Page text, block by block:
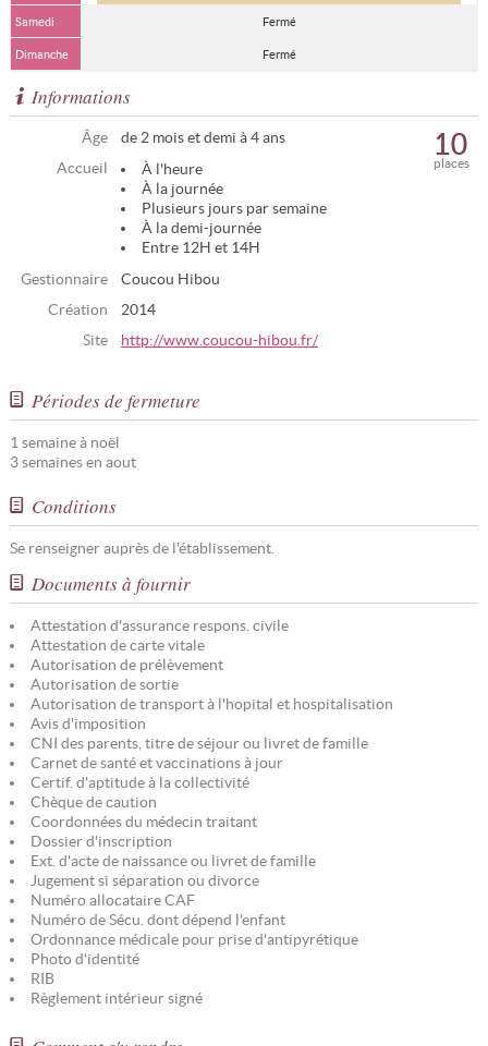
Samedi Fermé
Dimanche Fermé
Informations
Âge
de 2 mois et demi à 4 ans
Accueil
À l'heure
À la journée
Plusieurs jours par semaine
À la demi-journée
Entre 12H et 14H
Gestionnaire
Coucou Hibou
Création
2014
Site
http://www.coucou-hibou.fr/
places
10
Périodes de fermeture
1 semaine à noël
3 semaines en aout
Conditions
Se renseigner auprès de l'établissement.
Documents à fournir
Attestation d'assurance respons. civile
Attestation de carte vitale
Autorisation de prélèvement
Autorisation de sortie
Autorisation de transport à l'hopital et hospitalisation
Avis d'imposition
CNI des parents, titre de séjour ou livret de famille
Carnet de santé et vaccinations à jour
Certif. d'aptitude à la collectivité
Chèque de caution
Coordonnées du médecin traitant
Dossier d'inscription
Ext. d'acte de naissance ou livret de famille
Jugement si séparation ou divorce
Numéro allocataire CAF
Numéro de Sécu. dont dépend l'enfant
Ordonnance médicale pour prise d'antipyrétique
Photo d'identité
RIB
Règlement intérieur signé